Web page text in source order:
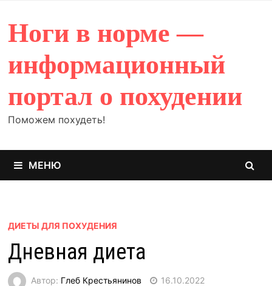
содержимому
Ноги в норме —
информационный
портал о похудении
Поможем похудеть!
МЕНЮ
ДИЕТЫ ДЛЯ ПОХУДЕНИЯ
Дневная диета
Автор: Глеб Крестьянинов 16.10.2022